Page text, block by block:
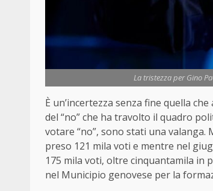
La tristezza per Gino
È un’incertezza senza fine quella
del “no” che ha travolto il quadro
votare “no”, sono stati una
preso 121 mila voti e mentre nel
175 mila voti, oltre cinquantamila in
nel Municipio genovese per la